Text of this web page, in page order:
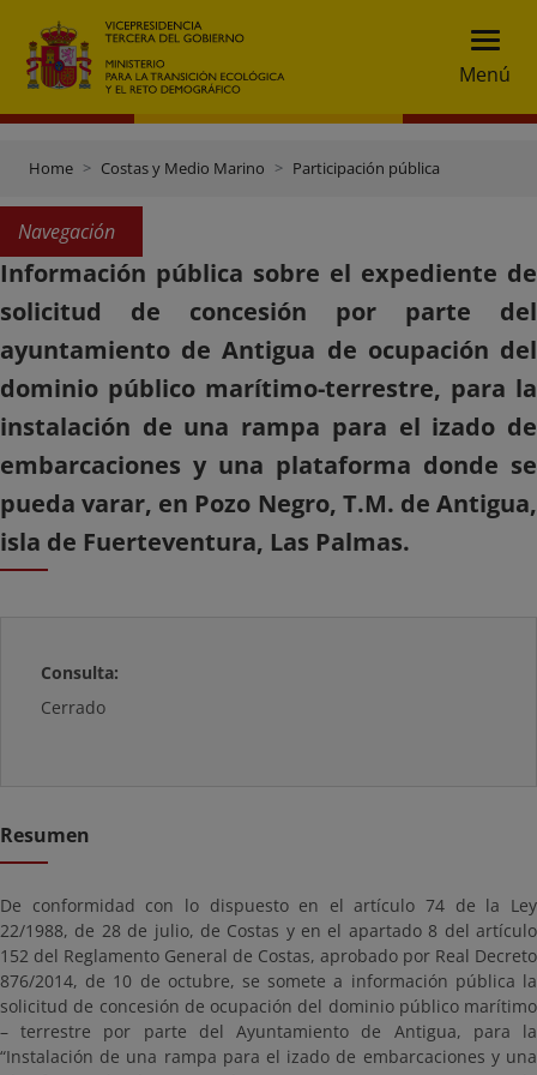
Menú
Home Costas y Medio Marino Participación pública
Navegación
Información pública sobre el expediente de
solicitud de concesión por parte del
ayuntamiento de Antigua de ocupación del
dominio público marítimo-terrestre, para la
instalación de una rampa para el izado de
embarcaciones y una plataforma donde se
pueda varar, en Pozo Negro, T.M. de Antigua,
isla de Fuerteventura, Las Palmas.
Consulta:
Cerrado
Resumen
De conformidad con lo dispuesto en el artículo 74 de la Ley
22/1988, de 28 de julio, de Costas y en el apartado 8 del artículo
152 del Reglamento General de Costas, aprobado por Real Decreto
876/2014, de 10 de octubre, se somete a información pública la
solicitud de concesión de ocupación del dominio público marítimo
– terrestre por parte del Ayuntamiento de Antigua, para la
“Instalación de una rampa para el izado de embarcaciones y una